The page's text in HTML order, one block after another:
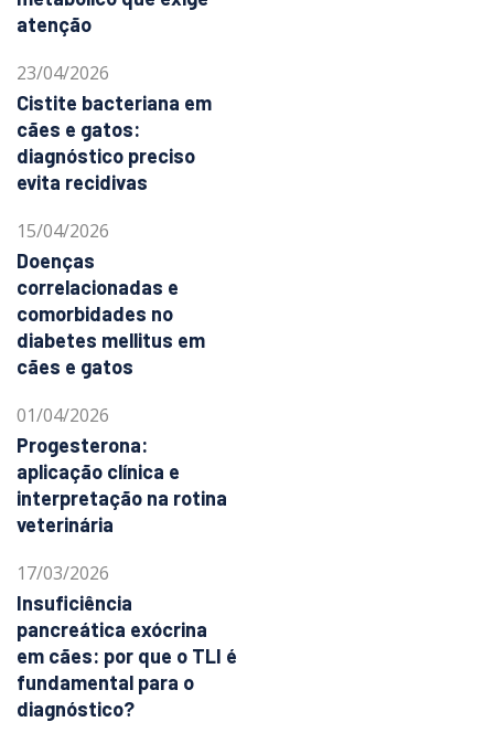
atenção
23/04/2026
Cistite bacteriana em
cães e gatos:
diagnóstico preciso
evita recidivas
15/04/2026
Doenças
correlacionadas e
comorbidades no
diabetes mellitus em
cães e gatos
01/04/2026
Progesterona:
aplicação clínica e
interpretação na rotina
veterinária
17/03/2026
Insuficiência
pancreática exócrina
em cães: por que o TLI é
fundamental para o
diagnóstico?